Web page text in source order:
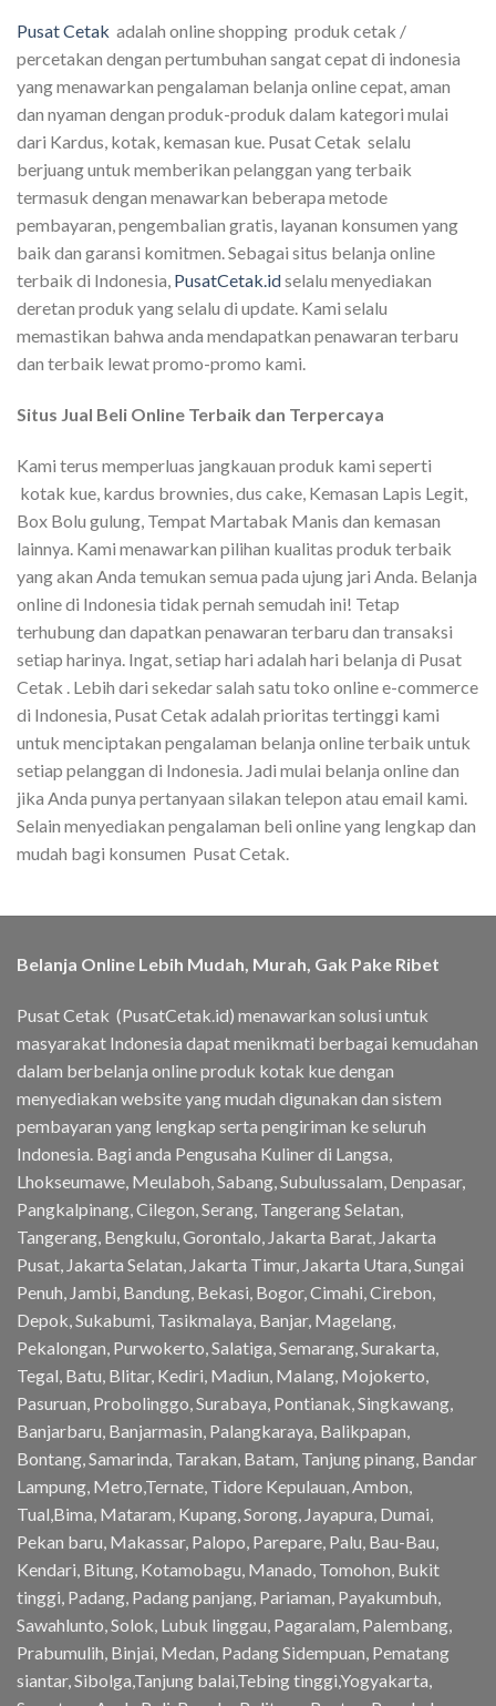
Pusat Cetak adalah online shopping produk cetak /
percetakan dengan pertumbuhan sangat cepat di indonesia
yang menawarkan pengalaman belanja online cepat, aman
dan nyaman dengan produk-produk dalam kategori mulai
dari Kardus, kotak, kemasan kue. Pusat Cetak selalu
berjuang untuk memberikan pelanggan yang terbaik
termasuk dengan menawarkan beberapa metode
pembayaran, pengembalian gratis, layanan konsumen yang
baik dan garansi komitmen. Sebagai situs belanja online
terbaik di Indonesia, PusatCetak.idselalu menyediakan
deretan produk yang selalu di update. Kami selalu
memastikan bahwa anda mendapatkan penawaran terbaru
dan terbaik lewat promo-promo kami.
Situs Jual Beli Online Terbaik dan Terpercaya
Kami terus memperluas jangkauan produk kami seperti
kotak kue, kardus brownies, dus cake, Kemasan Lapis Legit,
Box Bolu gulung, Tempat Martabak Manis dan kemasan
lainnya. Kami menawarkan pilihan kualitas produk terbaik
yang akan Anda temukan semua pada ujung jari Anda. Belanja
online di Indonesia tidak pernah semudah ini! Tetap
terhubung dan dapatkan penawaran terbaru dan transaksi
setiap harinya. Ingat, setiap hari adalah hari belanja di Pusat
Cetak . Lebih dari sekedar salah satu toko online e-commerce
di Indonesia, Pusat Cetak adalah prioritas tertinggi kami
untuk menciptakan pengalaman belanja online terbaik untuk
setiap pelanggan di Indonesia. Jadi mulai belanja online dan
jika Anda punya pertanyaan silakan telepon atau email kami.
Selain menyediakan pengalaman beli online yang lengkap dan
mudah bagi konsumen Pusat Cetak.
Belanja Online Lebih Mudah, Murah, Gak Pake Ribet
Pusat Cetak (PusatCetak.id) menawarkan solusi untuk
masyarakat Indonesia dapat menikmati berbagai kemudahan
dalam berbelanja online produk kotak kue dengan
menyediakan website yang mudah digunakan dan sistem
pembayaran yang lengkap serta pengiriman ke seluruh
Indonesia. Bagi anda Pengusaha Kuliner di Langsa,
Lhokseumawe, Meulaboh, Sabang, Subulussalam, Denpasar,
Pangkalpinang, Cilegon, Serang, Tangerang Selatan,
Tangerang, Bengkulu, Gorontalo, Jakarta Barat, Jakarta
Pusat, Jakarta Selatan, Jakarta Timur, Jakarta Utara, Sungai
Penuh, Jambi, Bandung, Bekasi, Bogor, Cimahi, Cirebon,
Depok, Sukabumi, Tasikmalaya, Banjar, Magelang,
Pekalongan, Purwokerto, Salatiga, Semarang, Surakarta,
Tegal, Batu, Blitar, Kediri, Madiun, Malang, Mojokerto,
Pasuruan, Probolinggo, Surabaya, Pontianak, Singkawang,
Banjarbaru, Banjarmasin, Palangkaraya, Balikpapan,
Bontang, Samarinda, Tarakan, Batam, Tanjung pinang, Bandar
Lampung, Metro,Ternate, Tidore Kepulauan, Ambon,
Tual,Bima, Mataram, Kupang, Sorong, Jayapura, Dumai,
Pekan baru, Makassar, Palopo, Parepare, Palu, Bau-Bau,
Kendari, Bitung, Kotamobagu, Manado, Tomohon, Bukit
tinggi, Padang, Padang panjang, Pariaman, Payakumbuh,
Sawahlunto, Solok, Lubuk linggau, Pagaralam, Palembang,
Prabumulih, Binjai, Medan, Padang Sidempuan, Pematang
siantar, Sibolga,Tanjung balai,Tebing tinggi,Yogyakarta,